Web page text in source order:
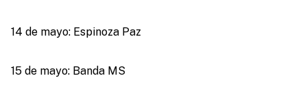
14 de mayo: Espinoza Paz
15 de mayo: Banda MS